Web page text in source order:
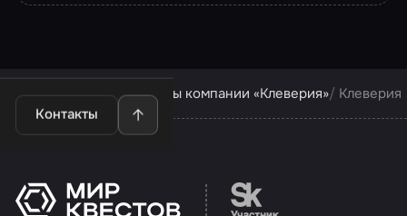
Контакты
Квесты в Казани Квесты компании «Клеверия» Клеверия
Перейти на сайт